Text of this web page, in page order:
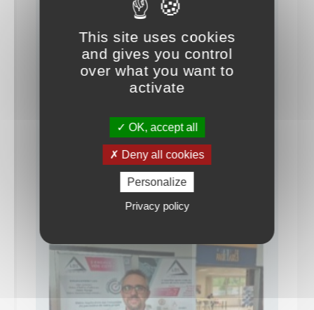
This site uses cookies
and gives you control
over what you want to
activate
OK, accept all
Deny all cookies
Personalize
Privacy policy